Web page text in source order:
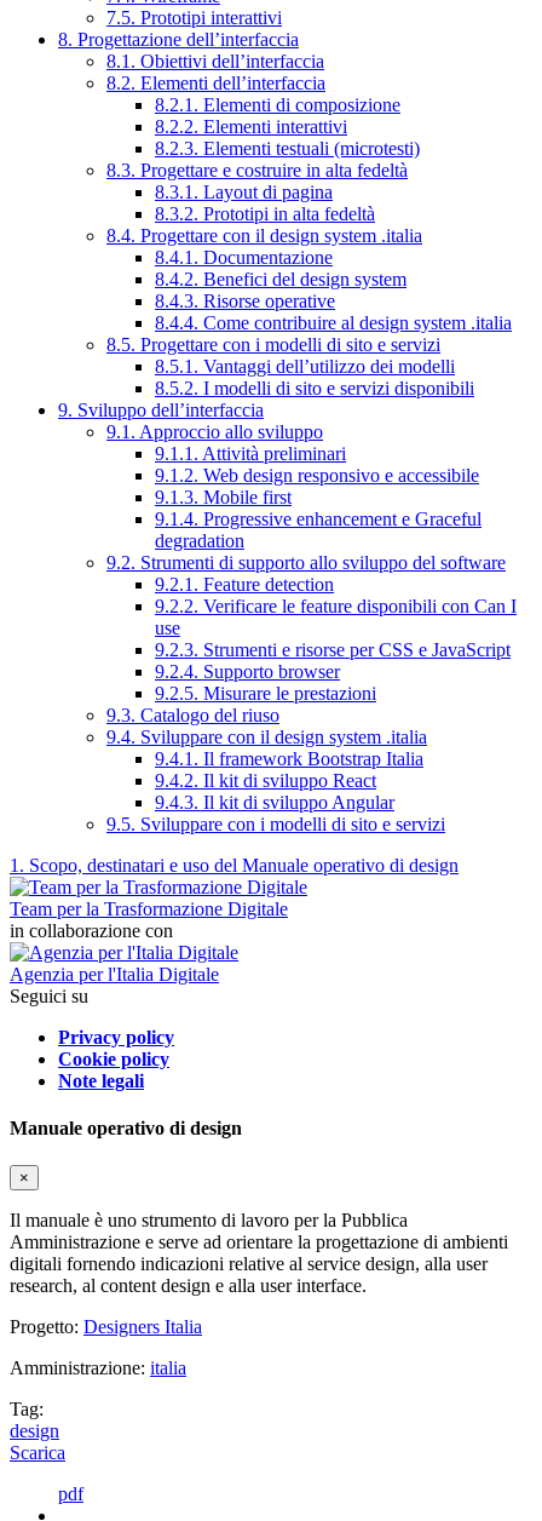
7.5. Prototipi interattivi
8. Progettazione dell’interfaccia
8.1. Obiettivi dell’interfaccia
8.2. Elementi dell’interfaccia
8.2.1. Elementi di composizione
8.2.2. Elementi interattivi
8.2.3. Elementi testuali (microtesti)
8.3. Progettare e costruire in alta fedeltà
8.3.1. Layout di pagina
8.3.2. Prototipi in alta fedeltà
8.4. Progettare con il design system .italia
8.4.1. Documentazione
8.4.2. Benefici del design system
8.4.3. Risorse operative
8.4.4. Come contribuire al design system .italia
8.5. Progettare con i modelli di sito e servizi
8.5.1. Vantaggi dell’utilizzo dei modelli
8.5.2. I modelli di sito e servizi disponibili
9. Sviluppo dell’interfaccia
9.1. Approccio allo sviluppo
9.1.1. Attività preliminari
9.1.2. Web design responsivo e accessibile
9.1.3. Mobile first
9.1.4. Progressive enhancement e Graceful
degradation
9.2. Strumenti di supporto allo sviluppo del software
9.2.1. Feature detection
9.2.2. Verificare le feature disponibili con Can I
use
9.2.3. Strumenti e risorse per CSS e JavaScript
9.2.4. Supporto browser
9.2.5. Misurare le prestazioni
9.3. Catalogo del riuso
9.4. Sviluppare con il design system .italia
9.4.1. Il framework Bootstrap Italia
9.4.2. Il kit di sviluppo React
9.4.3. Il kit di sviluppo Angular
9.5. Sviluppare con i modelli di sito e servizi
1. Scopo, destinatari e uso del Manuale operativo di design
Team per la Trasformazione Digitale
in collaborazione con
Agenzia per l'Italia Digitale
Seguici su
Privacy policy
Cookie policy
Note legali
Manuale operativo di design
×
Il manuale è uno strumento di lavoro per la Pubblica
Amministrazione e serve ad orientare la progettazione di ambienti
digitali fornendo indicazioni relative al service design, alla user
research, al content design e alla user interface.
Progetto: Designers Italia
Amministrazione: italia
Tag:
design
Scarica
pdf